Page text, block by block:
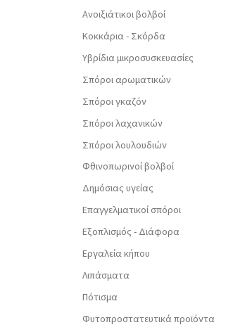
Ανοιξιάτικοι βολβοί
Κοκκάρια - Σκόρδα
Υβρίδια μικροσυσκευασίες
Σπόροι αρωματικών
Σπόροι γκαζόν
Σπόροι λαχανικών
Σπόροι λουλουδιών
Φθινοπωρινοί βολβοί
Δημόσιας υγείας
Επαγγελματικοί σπόροι
Εξοπλισμός - Διάφορα
Εργαλεία κήπου
Λιπάσματα
Πότισμα
Φυτοπροστατευτικά προϊόντα